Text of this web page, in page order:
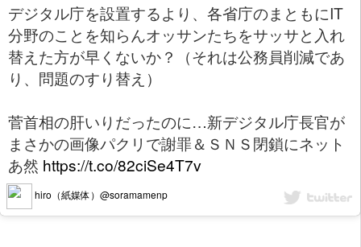
デジタル庁を設置するより、各省庁のまともにIT
分野のことを知らんオッサンたちをサッサと入れ
替えた方が早くないか？（それは公務員削減であ
り、問題のすり替え）
菅首相の肝いりだったのに…新デジタル庁長官が
まさかの画像パクリで謝罪＆ＳＮＳ閉鎖にネット
あ然 https://t.co/82ciSe4T7v
hiro（紙媒体）@soramamenp